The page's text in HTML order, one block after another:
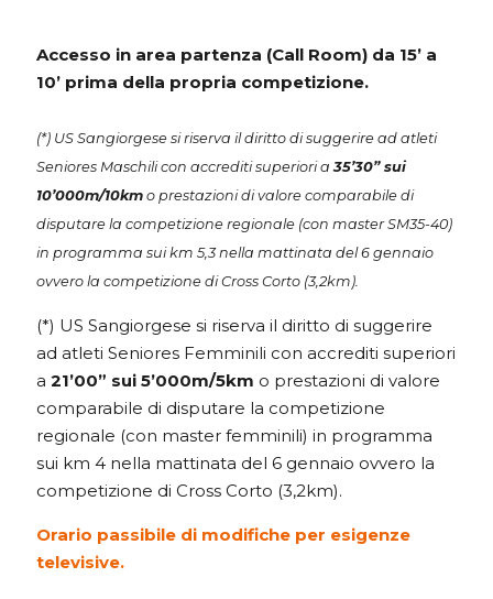
Accesso in area partenza (Call Room) da 15’ a
10’ prima della propria competizione.
(*) US Sangiorgese si riserva il diritto di suggerire ad atleti
Seniores Maschili con accrediti superiori a35’30” sui
10’000m/10km o prestazioni di valore comparabile di
disputare la competizione regionale (con master SM35-40)
in programma sui km 5,3 nella mattinata del 6 gennaio
ovvero la competizione di Cross Corto (3,2km).
(*) US Sangiorgese si riserva il diritto di suggerire
ad atleti Seniores Femminili con accrediti superiori
a 21’00” sui 5’000m/5km o prestazioni di valore
comparabile di disputare la competizione
regionale (con master femminili) in programma
sui km 4 nella mattinata del 6 gennaio ovvero la
competizione di Cross Corto (3,2km).
Orario passibile di modifiche per esigenze
televisive.